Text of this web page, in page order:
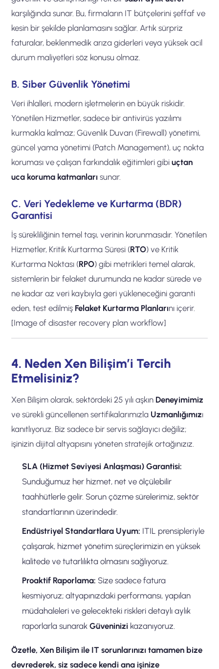
karşılığında sunar. Bu, firmaların IT bütçelerini şeffaf ve
kesin bir şekilde planlamasını sağlar. Artık sürpriz
faturalar, beklenmedik arıza giderleri veya yüksek acil
durum maliyetleri söz konusu olmaz.
B. Siber Güvenlik Yönetimi
Veri ihlalleri, modern işletmelerin en büyük riskidir.
Yönetilen Hizmetler, sadece bir antivirüs yazılımı
kurmakla kalmaz; Güvenlik Duvarı (Firewall) yönetimi,
güncel yama yönetimi (Patch Management), uç nokta
koruması ve çalışan farkındalık eğitimleri gibiuçtan
uca koruma katmanları sunar.
C. Veri Yedekleme ve Kurtarma (BDR)
Garantisi
İş sürekliliğinin temel taşı, verinin korunmasıdır. Yönetilen
Hizmetler, Kritik Kurtarma Süresi (RTO) ve Kritik
Kurtarma Noktası (RPO) gibi metrikleri temel alarak,
sistemlerin bir felaket durumunda ne kadar sürede ve
ne kadar az veri kaybıyla geri yükleneceğini garanti
eden, test edilmiş Felaket Kurtarma Planlarını içerir.
[Image of disaster recovery plan workflow]
4. Neden Xen Bilişim’i Tercih
Etmelisiniz?
Xen Bilişim olarak, sektördeki 25 yılı aşkın Deneyimimiz
ve sürekli güncellenen sertifikalarımızla Uzmanlığımızı
kanıtlıyoruz. Biz sadece bir servis sağlayıcı değiliz;
işinizin dijital altyapısını yöneten stratejik ortağınızız.
SLA (Hizmet Seviyesi Anlaşması) Garantisi:
Sunduğumuz her hizmet, net ve ölçülebilir
taahhütlerle gelir. Sorun çözme sürelerimiz, sektör
standartlarının üzerindedir.
Endüstriyel Standartlara Uyum: ITIL prensipleriyle
çalışarak, hizmet yönetim süreçlerimizin en yüksek
kalitede ve tutarlılıkta olmasını sağlıyoruz.
Proaktif Raporlama: Size sadece fatura
kesmiyoruz; altyapınızdaki performansı, yapılan
müdahaleleri ve gelecekteki riskleri detaylı aylık
raporlarla sunarakGüveninizi kazanıyoruz.
Özetle, Xen Bilişim ile IT sorunlarınızı tamamen bize
devrederek, siz sadece kendi ana işinize